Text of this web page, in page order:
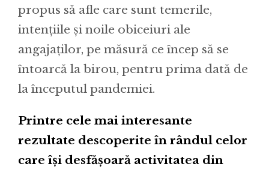
propus să afle care sunt temerile,
intențiile și noile obiceiuri ale
angajaților, pe măsură ce încep să se
întoarcă la birou, pentru prima dată de
la începutul pandemiei.
Printre cele mai interesante
rezultate descoperite în rândul celor
care își desfășoară activitatea din